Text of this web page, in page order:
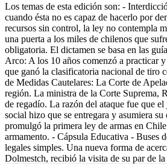
Los temas de esta edición son: -
cuando ésta no es capaz de hacerlo por
recursos sin control, la ley no contempla
una puerta a los miles de chilenos que
obligatoria. El dictamen se basa en las
Arco: A los 10 años comenzó a practicar
que ganó la clasificatoria nacional de tiro
de Medidas Cautelares: La Corte de
región. La ministra de la Corte Suprema,
de regadío. La razón del ataque fue que
social hizo que se entregara y asumiera
promulgó la primera ley de armas en
armamento. - Cápsula Educativa - Buses
legales simples. Una nueva forma de
Dolmestch, recibió la visita de su par de